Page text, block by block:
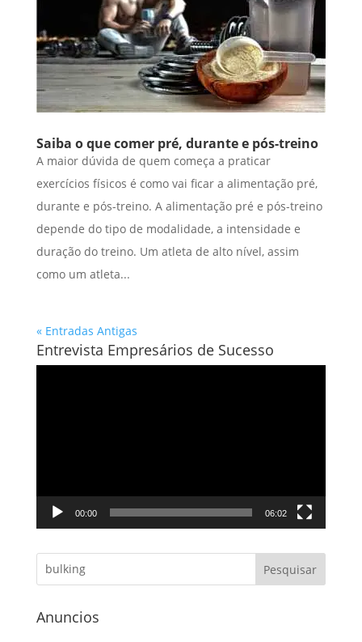
Saiba o que comer pré, durante e pós-treino
A maior dúvida de quem começa a praticar
exercícios físicos é como vai ficar a alimentação pré,
durante e pós-treino. A alimentação pré e pós-treino
depende do tipo de modalidade, a intensidade e
duração do treino. Um atleta de alto nível, assim
como um atleta...
« Entradas Antigas
Entrevista Empresários de Sucesso
00:00 06:02
Anuncios